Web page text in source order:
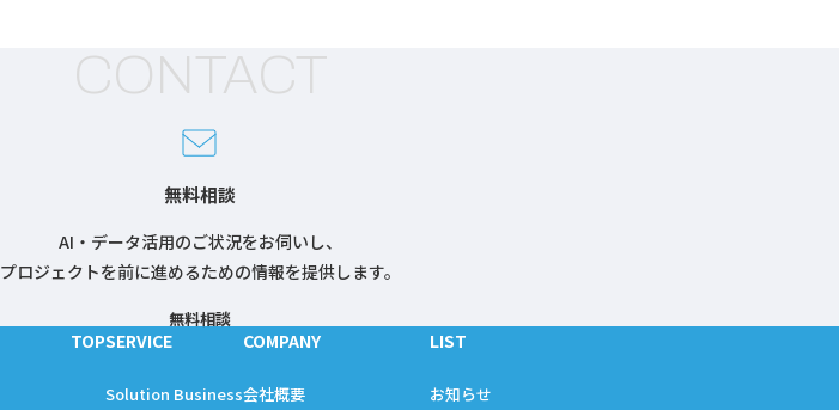
CONTACT
無料相談
AI・データ活用のご状況をお伺いし、
プロジェクトを前に進めるための情報を提供します。
無料相談
TOPSERVICE
Solution Business
COMPANY
会社概要
LIST
お知らせ